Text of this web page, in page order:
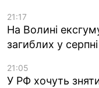
21:17
На Волині
загиблих у
21:05
У РФ хочуть